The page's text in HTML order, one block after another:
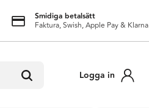
Smidiga betalsätt
Faktura, Swish, Apple Pay & Klarna
Logga in